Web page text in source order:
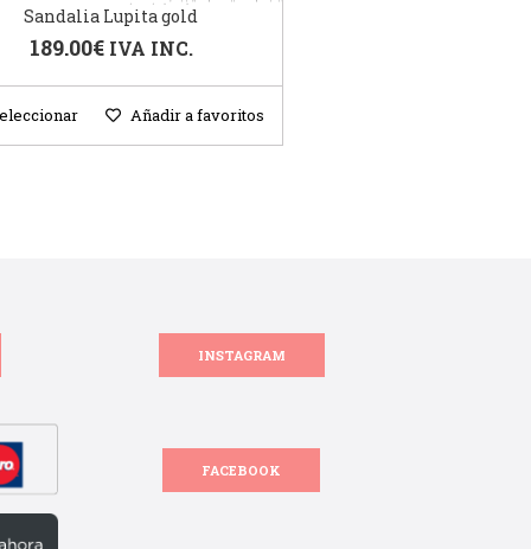
Sandalia Lupita gold
189.00€ IVA INC.
Añadir a favoritos
INSTAGRAM
FACEBOOK